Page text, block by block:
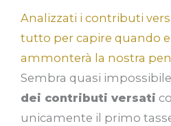
Analizzati i contributi
tutto per capire quando
ammonterà la nostra
Sembra quasi
dei contributi versati
unicamente il primo